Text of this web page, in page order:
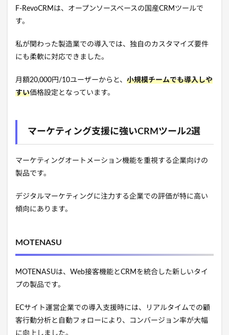
F-RevoCRMは、オープンソースベースの国産CRMツールで
す。
私が関わった製造業での導入では、独自のカスタマイズ要件
にも柔軟に対応できました。
月額20,000円/10ユーザーからと、 小規模チームでも導入しや
すい価格設定となっています。
マーケティング支援に強いCRMツール2選
マーケティングオートメーション機能を重視する企業向けの
製品です。
デジタルマーケティングに注力する企業での評価が特に高い
傾向にあります。
MOTENASU
MOTENASUは、Web接客機能とCRMを統合した新しいタイ
プの製品です。
ECサイト運営企業での導入支援時には、リアルタイムでの顧
客行動分析と自動フォローにより、コンバージョン率が大幅
に向上しました。